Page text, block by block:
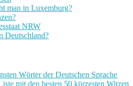
man in Luxemburg?
NRW
Deutschland?
Wörter der Deutschen Sprache
mit den besten 50 kürzesten Witzen